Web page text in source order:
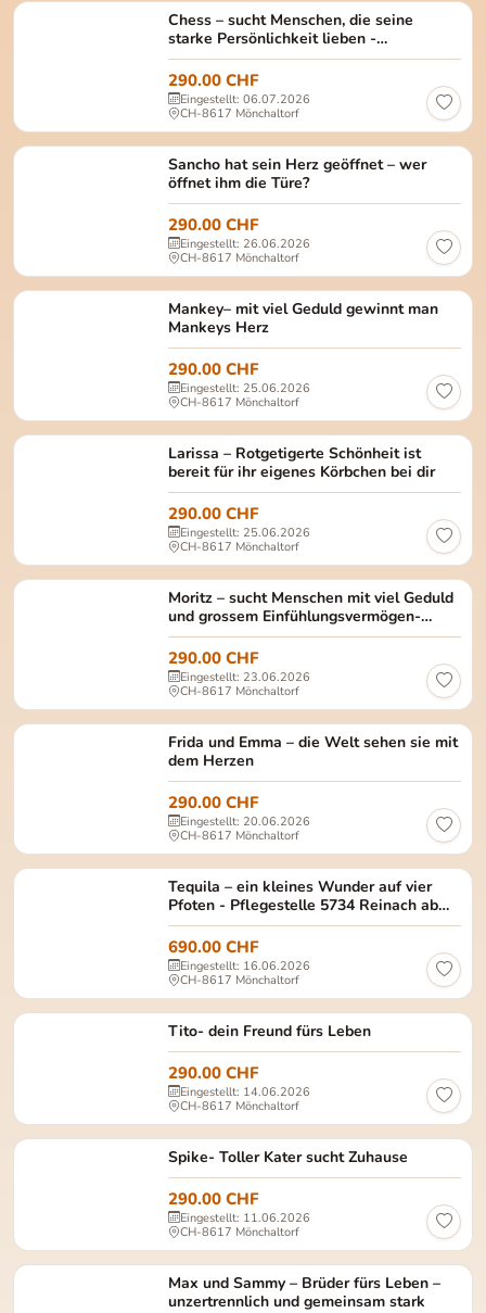
Chess – sucht Menschen, die seine
starke Persönlichkeit lieben -
Pflegestelle Olten
Chess – Pflegestelle Olten Geschlecht:
290.00 CHF
Eingestellt: 06.07.2026
CH-8617 Mönchaltorf
Sancho hat sein Herz geöffnet – wer
öffnet ihm die Türe?
Sancho Geschlecht: männlich, kastriert Alter: ca.
290.00 CHF
Eingestellt: 26.06.2026
CH-8617 Mönchaltorf
Mankey– mit viel Geduld gewinnt man
Mankeys Herz
Mankey Geschlecht: männlich, kastriert Alter: ca.
290.00 CHF
Eingestellt: 25.06.2026
CH-8617 Mönchaltorf
Larissa – Rotgetigerte Schönheit ist
bereit für ihr eigenes Körbchen bei dir
Larissa Geschlecht: weiblich, kastriert Alter: ca.
290.00 CHF
Eingestellt: 25.06.2026
CH-8617 Mönchaltorf
Moritz – sucht Menschen mit viel Geduld
und grossem Einfühlungsvermögen-
Reserviert
Moritz männlich/kastriert Alter: ca. Dezember
290.00 CHF
Eingestellt: 23.06.2026
CH-8617 Mönchaltorf
Frida und Emma – die Welt sehen sie mit
dem Herzen
Frida und Emma Frida (schwarz-weiss) und
290.00 CHF
Eingestellt: 20.06.2026
CH-8617 Mönchaltorf
Tequila – ein kleines Wunder auf vier
Pfoten - Pflegestelle 5734 Reinach ab
15.8.2026
Tequila Weiblich, noch unkastriert
690.00 CHF
Eingestellt: 16.06.2026
CH-8617 Mönchaltorf
Tito- dein Freund fürs Leben
Tito Geschlecht: männlich, kastriert Alter: ca.
290.00 CHF
Eingestellt: 14.06.2026
CH-8617 Mönchaltorf
Spike- Toller Kater sucht Zuhause
Spike männlich | kastriert geb. ca. 01/2023
290.00 CHF
Eingestellt: 11.06.2026
CH-8617 Mönchaltorf
Max und Sammy – Brüder fürs Leben –
unzertrennlich und gemeinsam stark
Max (braun getigert) und Sammy (rot getigert)